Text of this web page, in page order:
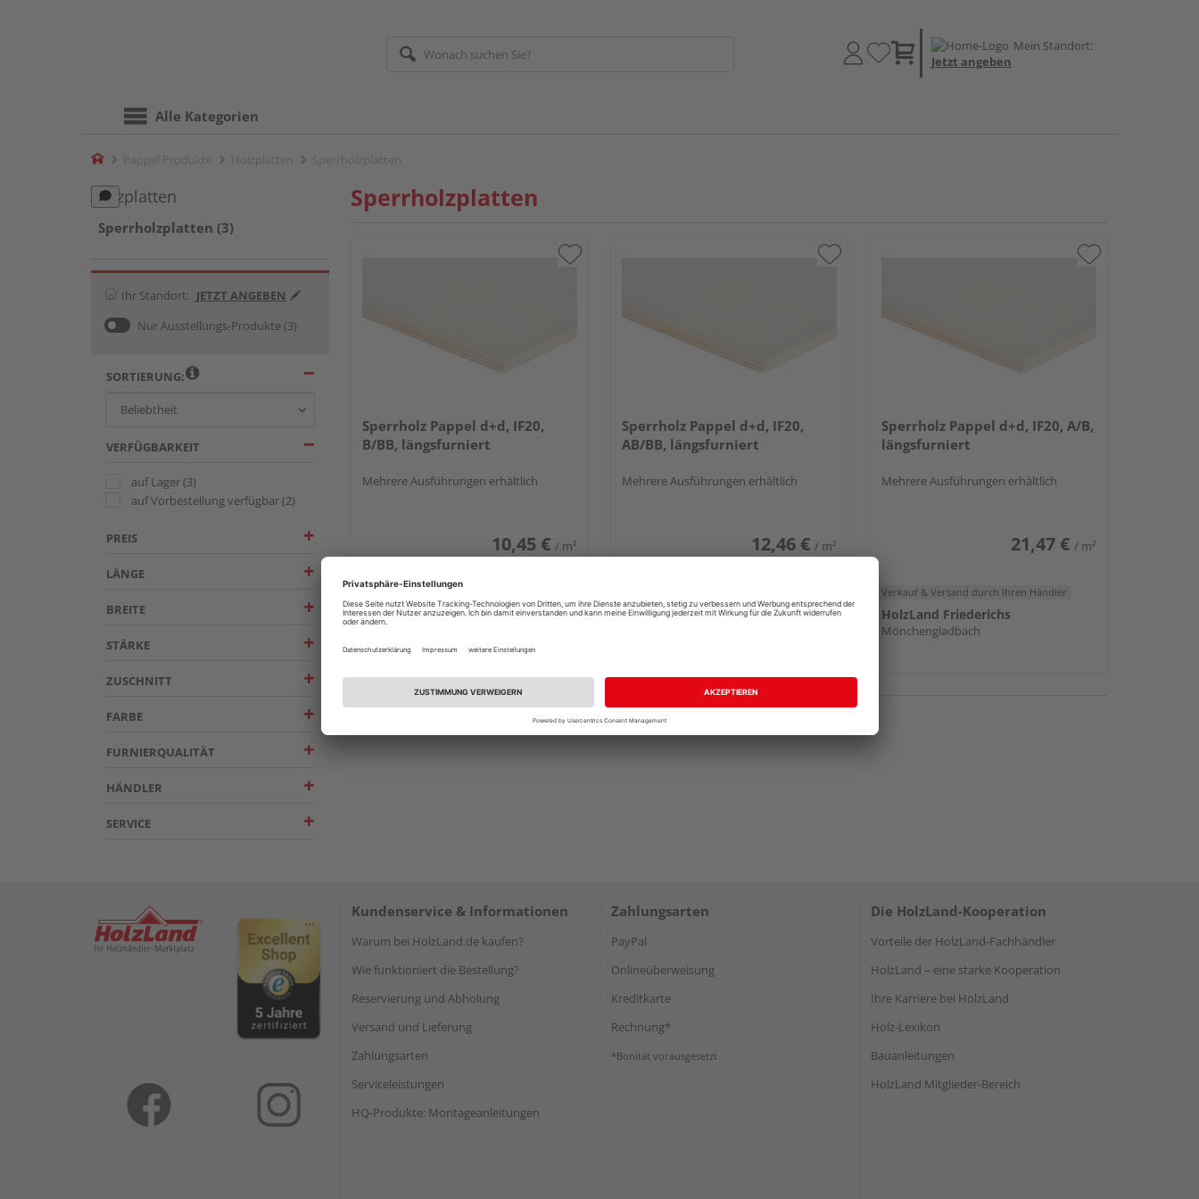
Mein Standort:
Jetzt angeben
Alle Kategorien
Home
Holzplatten
Sperrholzplatten (3)
Ihr Standort: JETZT ANGEBEN
Nur Ausstellungs-Produkte (3)
SORTIERUNG:
VERFÜGBARKEIT
auf Lager(3)
auf Vorbestellung verfügbar(2)
PREIS
LÄNGE
BREITE
STÄRKE
ZUSCHNITT
FARBE
FURNIERQUALITÄT
HÄNDLER
SERVICE
Sperrholzplatten
Sperrholz Pappel d+d, IF20,
B/BB, längsfurniert
Mehrere Ausführungen erhältlich
10,45 € / m²
Verkauf & Versand
HolzLand von der Stein
Erhältlich bei39 weiteren Händlern
Sperrholz Pappel d+d, IF20,
AB/BB, längsfurniert
Mehrere Ausführungen erhältlich
12,46 € / m²
Schlecht
Sperrholz Pappel d+d, IF20, A/B,
längsfurniert
Mehrere Ausführungen erhältlich
21,47 € / m²
Verkauf & Versand durch Ihren Händler
HolzLand Friederichs
Mönchengladbach
Kundenservice & Informationen
Warum bei HolzLand.de kaufen?
Wie funktioniert die Bestellung?
Reservierung und Abholung
Versand und Lieferung
Zahlungsarten
Serviceleistungen
HQ-Produkte: Montageanleitungen
Zahlungsarten
PayPal
Onlineüberweisung
Kreditkarte
Rechnung*
*Bonität vorausgesetzt
Die HolzLand-Kooperation
Vorteile der HolzLand-Fachhändler
HolzLand – eine starke Kooperation
Ihre Karriere bei HolzLand
Holz-Lexikon
Bauanleitungen
HolzLand Mitglieder-Bereich